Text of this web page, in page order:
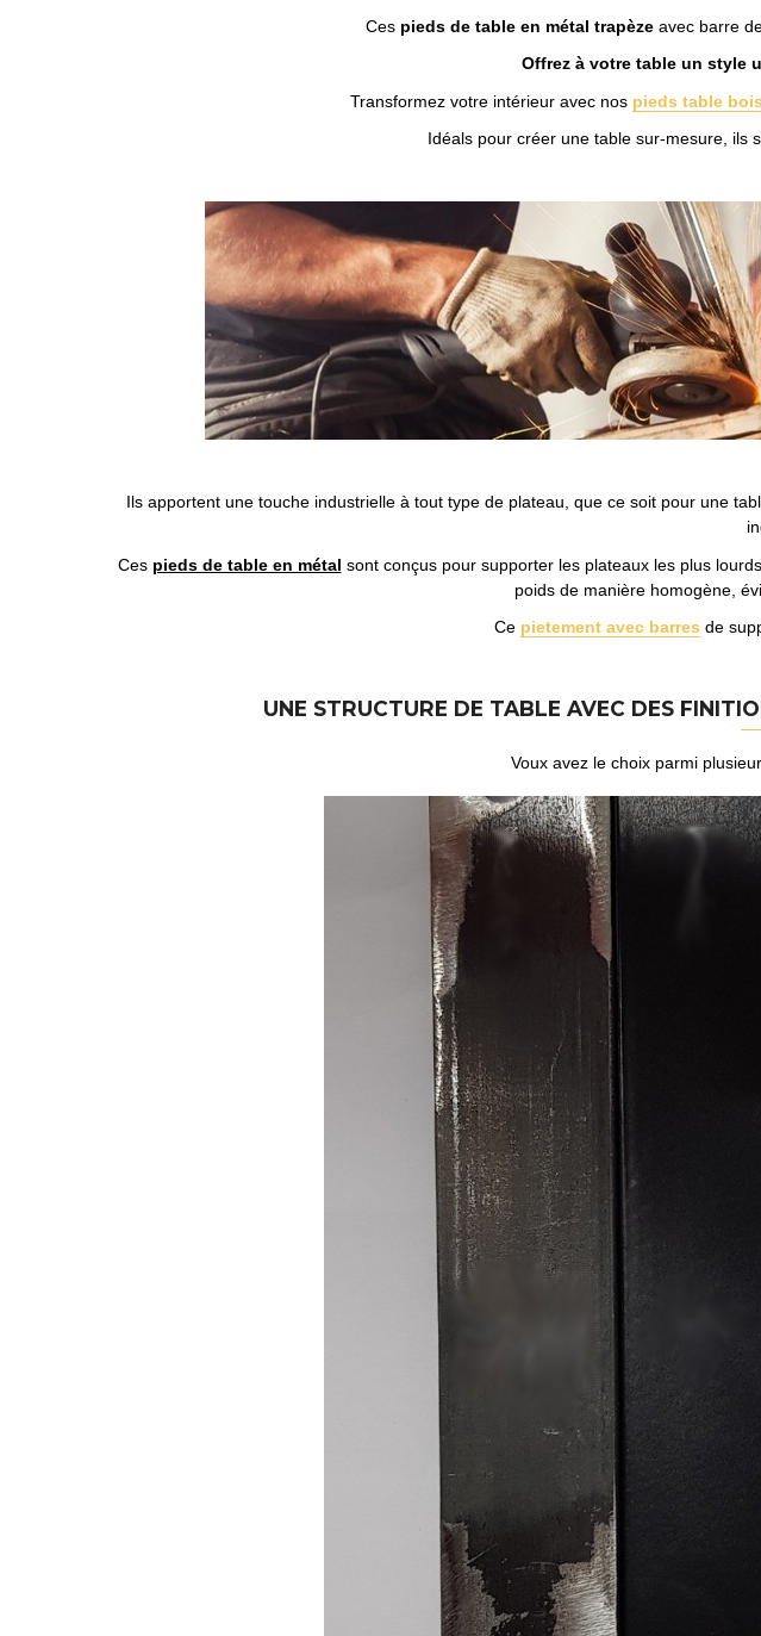
Ces pieds de table en métal trapèze avec barre
Offrez à votre table un style
Transformez votre intérieur avec nos pieds table bois
Idéals pour créer une table sur-mesure, ils
Ils apportent une touche industrielle à tout type de plateau, que ce soit pour une
Ces pieds de table en métal sont conçus pour supporter les plateaux les plus
poids de manière homogène,
Ce pietement avec barres de
UNE STRUCTURE DE TABLE AVEC DES
Voux avez le choix parmi